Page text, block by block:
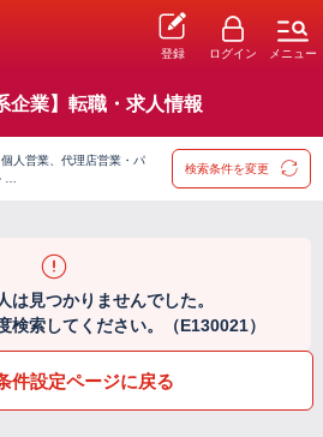
登録 ログイン メニュー
企業】転職・求人情報
人営業、代理店営業・パ
…
検索条件を変更
は見つかりませんでした。
検索してください。（E130021）
件設定ページに戻る